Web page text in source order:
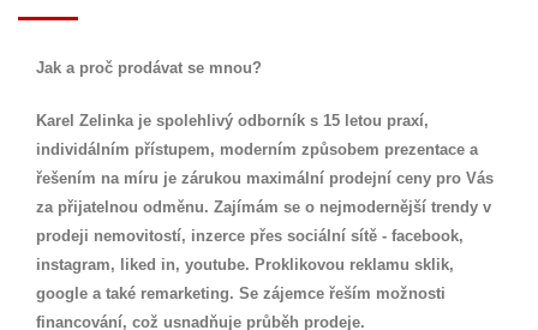
Jak a proč prodávat se mnou?
Karel Zelinka je spolehlivý odborník s 15 letou praxí,
individálním přístupem, moderním způsobem prezentace a
řešením na míru je zárukou maximální prodejní ceny pro Vás
za přijatelnou odměnu. Zajímám se o nejmodernější trendy v
prodeji nemovitostí, inzerce přes sociální sítě - facebook,
instagram, liked in, youtube. Proklikovou reklamu sklik,
google a také remarketing. Se zájemce řeším možnosti
financování, což usnadňuje průběh prodeje.